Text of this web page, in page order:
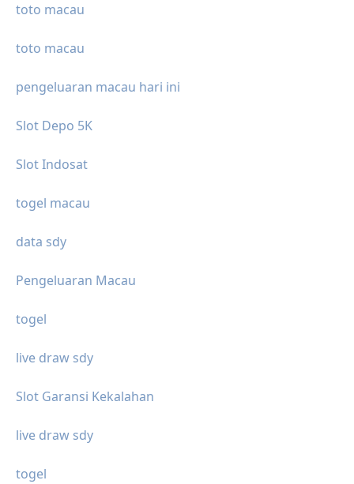
toto macau
toto macau
pengeluaran macau hari ini
Slot Depo 5K
Slot Indosat
togel macau
data sdy
Pengeluaran Macau
togel
live draw sdy
Slot Garansi Kekalahan
live draw sdy
togel